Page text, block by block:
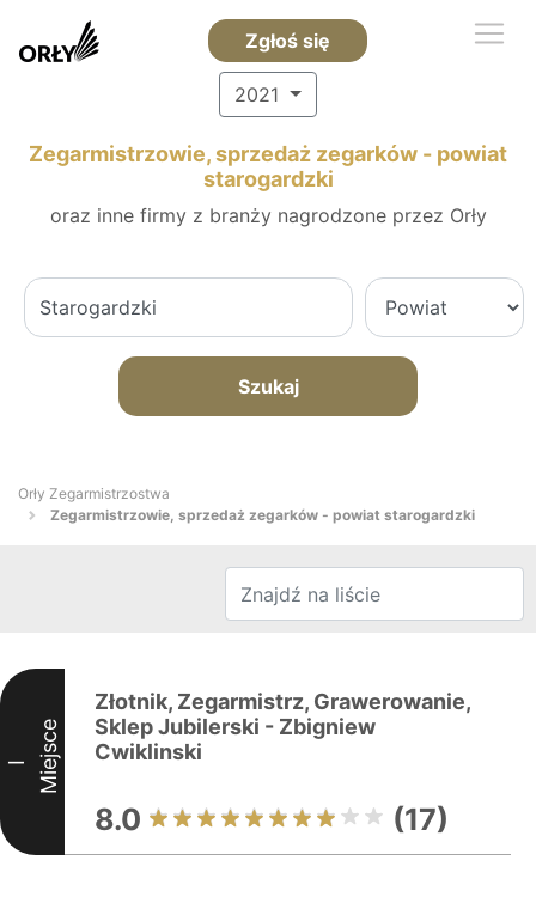
Zgłoś się
2021
Zegarmistrzowie, sprzedaż zegarków - powiat
starogardzki
oraz inne firmy z branży nagrodzone przez Orły
Szukaj
Orły Zegarmistrzostwa
Zegarmistrzowie, sprzedaż zegarków - powiat starogardzki
I Miejsce
Złotnik, Zegarmistrz, Grawerowanie,
Sklep Jubilerski - Zbigniew
Cwiklinski
8.0 (17)